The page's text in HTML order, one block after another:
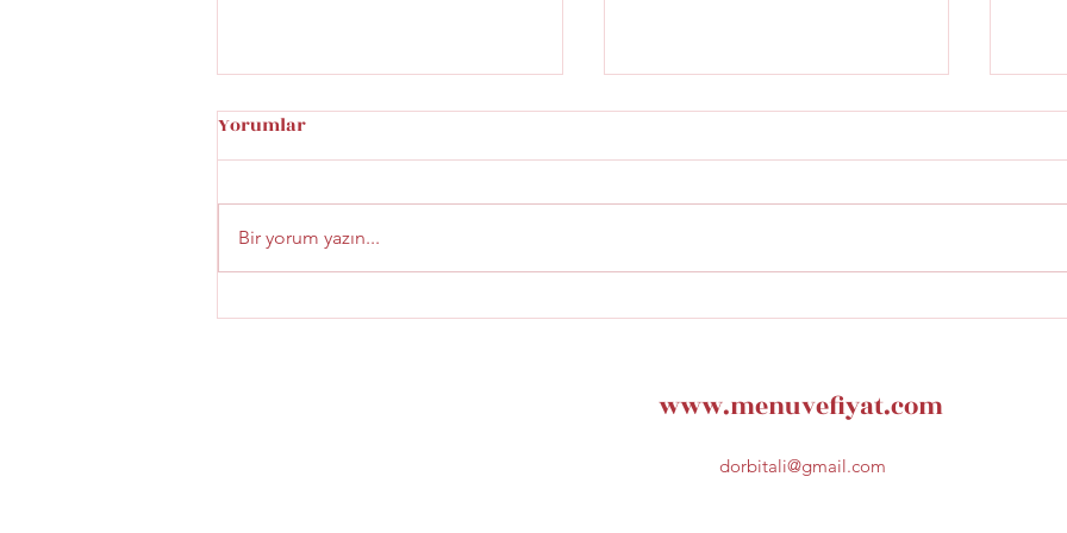
Beyoğlu Şaraphanesi Menü
Masa Restaurant istinye
Yorumlar
Bir yorum yazın...
www.menuvefiyat.com
dorbitali@gmail.com